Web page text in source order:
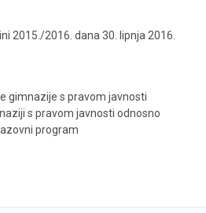
2015./2016. dana 30. lipnja 2016.
gimnazije s pravom javnosti
s pravom javnosti odnosno
program